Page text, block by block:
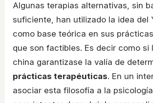
Algunas terapias alternativas, sin
suficiente, han utilizado la idea del
como base teórica en sus
que son factibles. Es decir como si
china garantizase la valía de
prácticas terapéuticas. En un
asociar esta filosofía a la